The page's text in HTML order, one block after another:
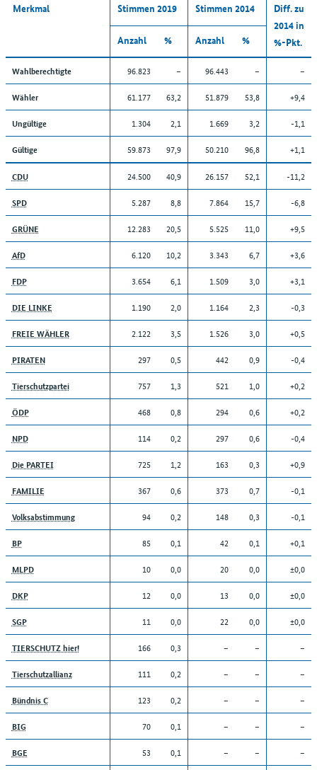
Merkmal Stimmen 2019 Stimmen 2014
Diff. zu
2014 in
%-Pkt.
Anzahl % Anzahl %
Wahlberechtigte 96.823 – 96.443 – –
Wähler 61.177 63,2 51.879 53,8 +9,4
Ungültige 1.304 2,1 1.669 3,2 -1,1
Gültige 59.873 97,9 50.210 96,8 +1,1
CDU 24.500 40,9 26.157 52,1 -11,2
SPD 5.287 8,8 7.864 15,7 -6,8
GRÜNE 12.283 20,5 5.525 11,0 +9,5
AfD 6.120 10,2 3.343 6,7 +3,6
FDP 3.654 6,1 1.509 3,0 +3,1
DIE LINKE 1.190 2,0 1.164 2,3 -0,3
FREIE WÄHLER 2.122 3,5 1.526 3,0 +0,5
PIRATEN 297 0,5 442 0,9 -0,4
Tierschutzpartei 757 1,3 521 1,0 +0,2
ÖDP 468 0,8 294 0,6 +0,2
NPD 114 0,2 297 0,6 -0,4
Die PARTEI 725 1,2 163 0,3 +0,9
FAMILIE 367 0,6 373 0,7 -0,1
Volksabstimmung 94 0,2 148 0,3 -0,1
BP 85 0,1 42 0,1 +0,1
MLPD 10 0,0 20 0,0 ±0,0
DKP 12 0,0 13 0,0 ±0,0
SGP 11 0,0 22 0,0 ±0,0
TIERSCHUTZ hier! 166 0,3 – – –
Tierschutzallianz 111 0,2 – – –
Bündnis C 123 0,2 – – –
BIG 70 0,1 – – –
BGE 53 0,1 – – –